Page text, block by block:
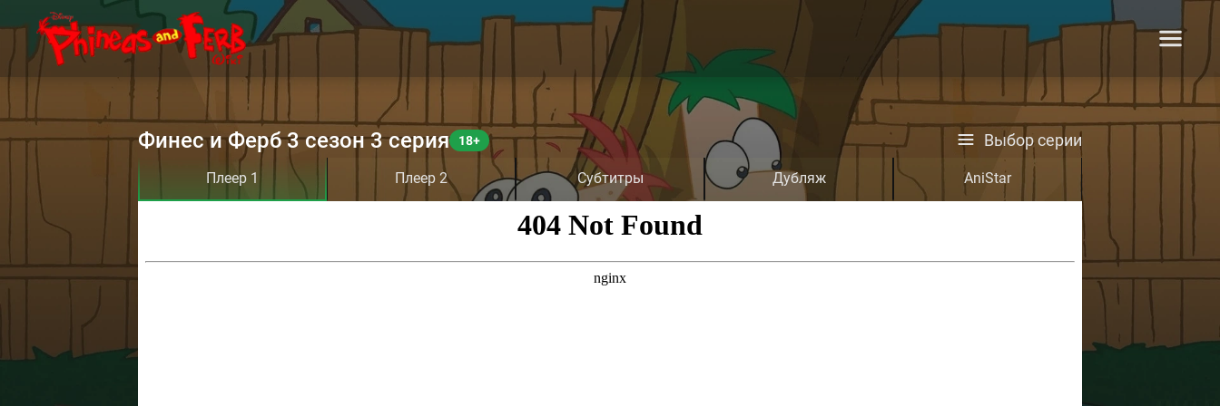
Финес и Ферб 3 сезон 3 серия Выбор серии
Плеер 1 Плеер 2 Субтитры Дубляж AniStar